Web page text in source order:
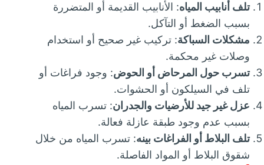
تلف أنابيب المياه: الأنابيب القديمة أو المتضررة
بسبب الضغط أو التآكل.
مشكلات السباكة: تركيب غير صحيح أو استخدام
وصلات غير محكمة.
تسرب حول المرحاض أو الحوض: وجود فراغات أو
تلف في السيلكون أو الحشوات.
عزل غير جيد للأرضيات والجدران: تسرب المياه
بسبب عدم وجود طبقة عازلة فعالة.
تلف البلاط أو الفراغات بينه: تسرب المياه من خلال
شقوق البلاط أو المواد الفاصلة.